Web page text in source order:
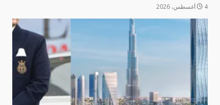
4 أغسطس، 2026